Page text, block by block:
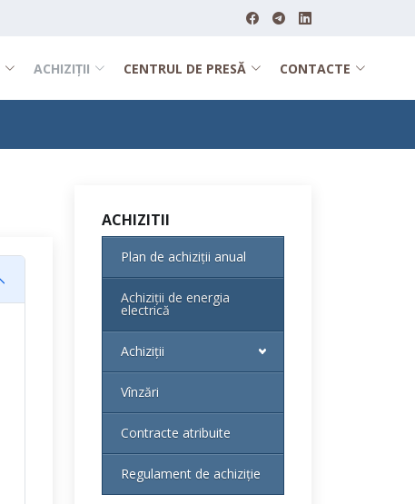
ACHIZIȚII CENTRUL DE PRESĂ CONTACTE
ACHIZITII
Plan de achiziții anual
Achiziții de energia
electrică
Achiziții
Vînzări
Contracte atribuite
Regulament de achiziție